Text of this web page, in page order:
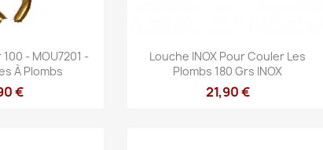
rapide
- MOU7201 -
À Plombs
€
 Aperçu rapide
Louche INOX Pour Couler Les
Plombs 180 Grs INOX
21,90 €